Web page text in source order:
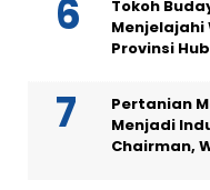
Tokoh
Menjelajahi
Provinsi
Pertanian
Menjadi
Chairman,